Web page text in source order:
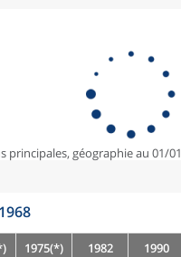
principales, géographie au 01/
1975(*) 1982 1990